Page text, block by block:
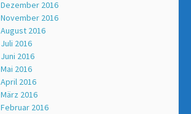
Dezember 2016
November 2016
August 2016
Juli 2016
Juni 2016
Mai 2016
April 2016
März 2016
Februar 2016